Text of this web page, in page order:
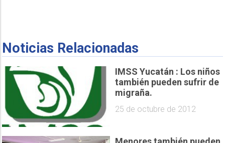
Noticias Relacionadas
IMSS Yucatán : Los niños
también pueden sufrir de
migraña.
25 de octubre de 2012